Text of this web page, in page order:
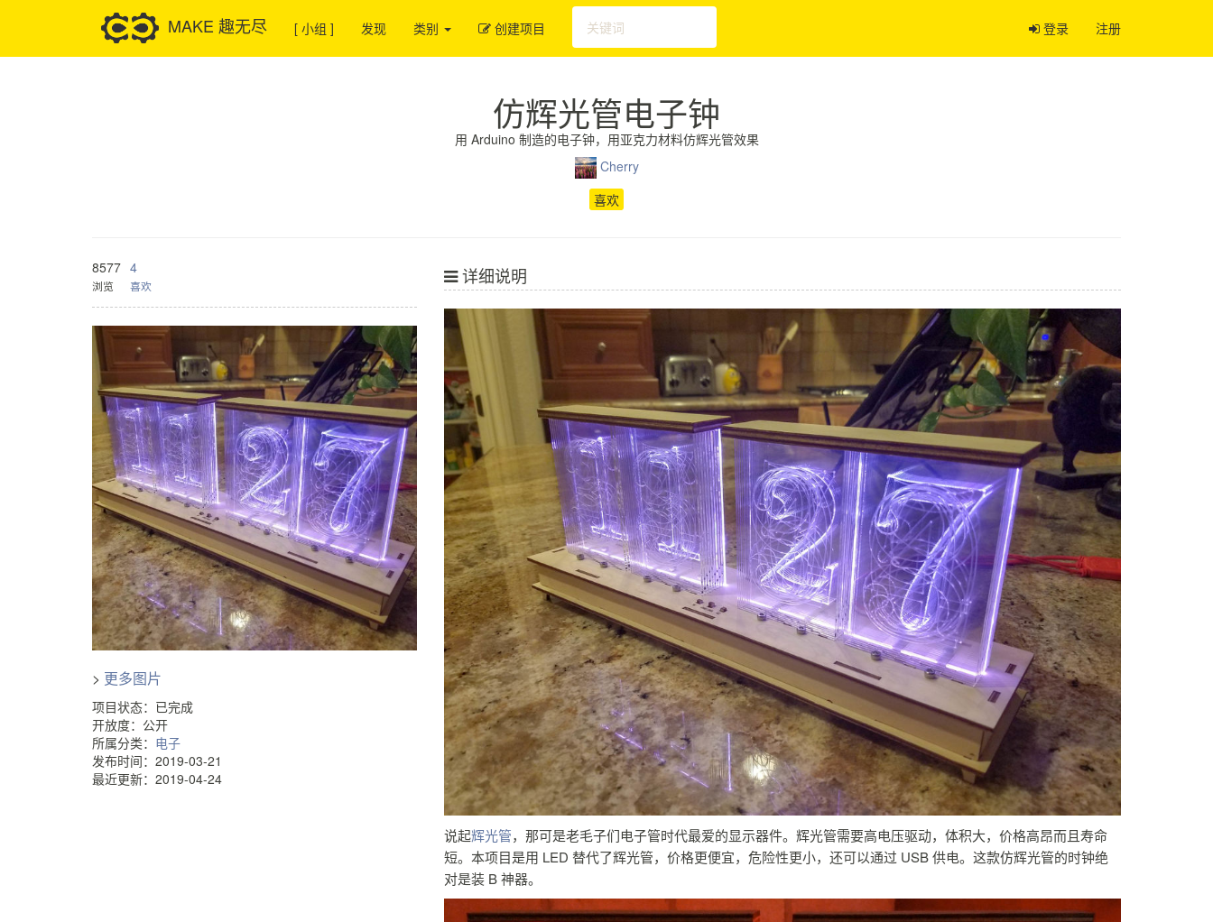
MAKE 趣无尽 [ 小组 ] 发现 类别 创建项目 登录 注册
仿辉光管电子钟
用 Arduino 制造的电子钟，用亚克力材料仿辉光管效果
Cherry
喜欢
8577
浏览
4
喜欢
> 更多图片
项目状态：已完成
开放度：公开
所属分类： 电子
发布时间：2019-03-21
最近更新：2019-04-24
详细说明
说起辉光管，那可是老毛子们电子管时代最爱的显示器件。辉光管需要高电压驱动，体积大，价格高昂而且寿命
短。本项目是用 LED 替代了辉光管，价格更便宜，危险性更小，还可以通过 USB 供电。这款仿辉光管的时钟绝
对是装 B 神器。